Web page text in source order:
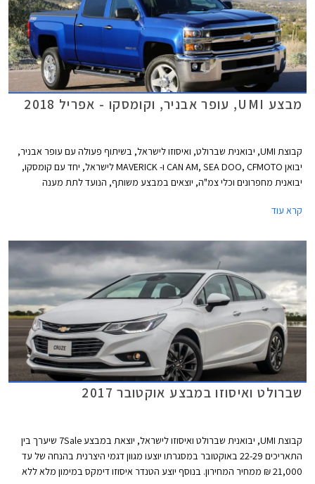
מבצע UMI, עופר אבניר, וקומסקו - אפריל 2018
קבוצת UMI, יבואנית שברולט, ואיסוזו לישראל, בשיתוף פעולה עם עופר אבניר,
יבואן CAN AM, SEA DOO, CFMOTO ו- MAVERICK לישראל, יחד עם קומסקו,
יבואנית מחפרונים וכלי צמ"ה, יוצאים במבצע משותף, הנועד לתת מענה
קרא עוד
שברולט ואיסוזו במבצע אוקטובר 2017
קבוצת UMI, יבואנית שברולט ואיסוזו לישראל, יוצאת במבצע 7Sale שיערך בין
התאריכים 22-29 באוקטובר במסגרתו יוצעו מגוון דגמי היצרנית בהנחה של עד
21,000 ₪ ממחיר המחירון. בנוסף יוצע הטנדר איסוזו דימקס במימון מלא ללא